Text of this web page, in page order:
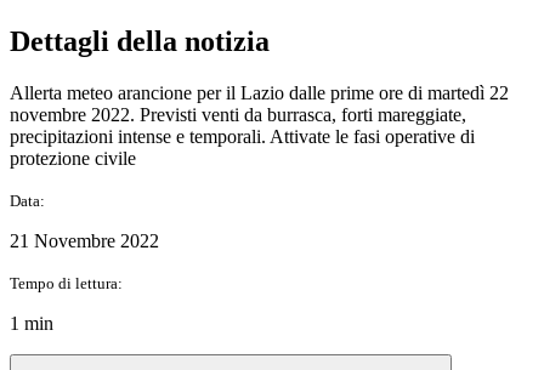
Dettagli della notizia
Allerta meteo arancione per il Lazio dalle prime ore di martedì 22
novembre 2022. Previsti venti da burrasca, forti mareggiate,
precipitazioni intense e temporali. Attivate le fasi operative di
protezione civile
Data:
21 Novembre 2022
Tempo di lettura:
1 min